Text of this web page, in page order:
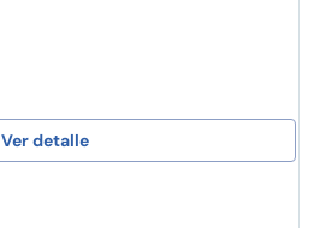
Ver detalle